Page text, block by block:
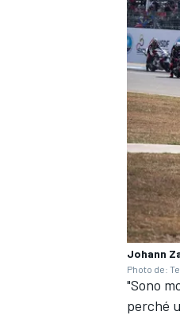
Johann
Photo de:
"Sono
perché